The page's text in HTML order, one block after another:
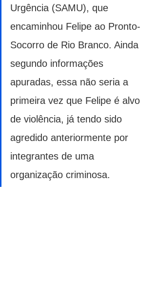
Urgência (SAMU), que
encaminhou Felipe ao Pronto-
Socorro de Rio Branco. Ainda
segundo informações
apuradas, essa não seria a
primeira vez que Felipe é alvo
de violência, já tendo sido
agredido anteriormente por
integrantes de uma
organização criminosa.